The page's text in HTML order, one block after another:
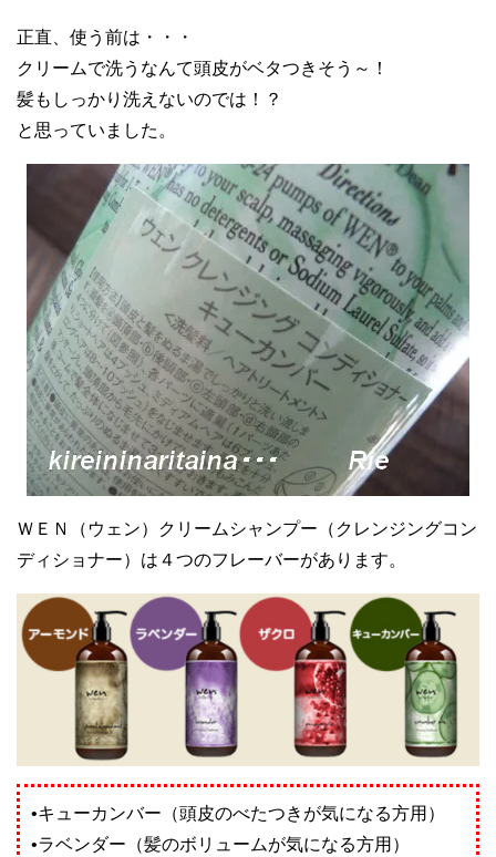
正直、使う前は・・・
クリームで洗うなんて頭皮がベタつきそう～！
髪もしっかり洗えないのでは！？
と思っていました。
ＷＥＮ（ウェン）クリームシャンプー（クレンジングコン
ディショナー）は４つのフレーバーがあります。
•キューカンバー（頭皮のべたつきが気になる方用）
•ラベンダー（髪のボリュームが気になる方用）